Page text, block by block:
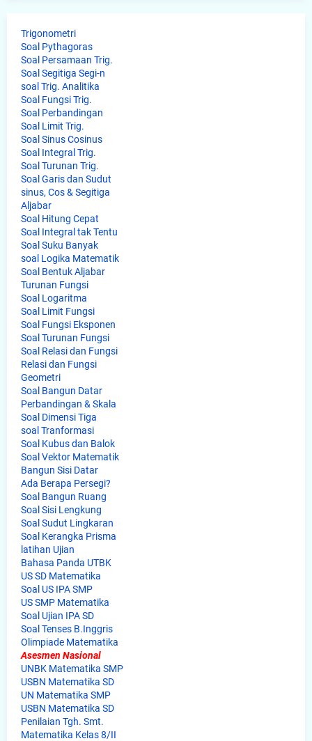
Trigonometri
Soal Pythagoras
Soal Persamaan Trig.
Soal Segitiga Segi-n
soal Trig. Analitika
Soal Fungsi Trig.
Soal Perbandingan
Soal Limit Trig.
Soal Sinus Cosinus
Soal Integral Trig.
Soal Turunan Trig.
Soal Garis dan Sudut
sinus, Cos & Segitiga
Aljabar
Soal Hitung Cepat
Soal Integral tak Tentu
Soal Suku Banyak
soal Logika Matematik
Soal Bentuk Aljabar
Turunan Fungsi
Soal Logaritma
Soal Limit Fungsi
Soal Fungsi Eksponen
Soal Turunan Fungsi
Soal Relasi dan Fungsi
Relasi dan Fungsi
Geometri
Soal Bangun Datar
Perbandingan & Skala
Soal Dimensi Tiga
soal Tranformasi
Soal Kubus dan Balok
Soal Vektor Matematik
Bangun Sisi Datar
Ada Berapa Persegi?
Soal Bangun Ruang
Soal Sisi Lengkung
Soal Sudut Lingkaran
Soal Kerangka Prisma
latihan Ujian
Bahasa Panda UTBK
US SD Matematika
Soal US IPA SMP
US SMP Matematika
Soal Ujian IPA SD
Soal Tenses B.Inggris
Olimpiade Matematika
Asesmen Nasional
UNBK Matematika SMP
USBN Matematika SD
UN Matematika SMP
USBN Matematika SD
Penilaian Tgh. Smt.
Matematika Kelas 8/II